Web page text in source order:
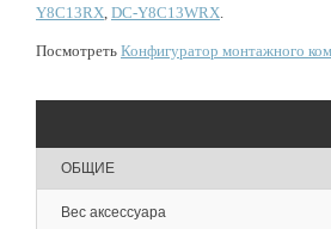
Y8C13RX, DC-Y8C13WRX.
Посмотреть Конфигуратор монтажного
ОБЩИЕ
Вес аксессуара